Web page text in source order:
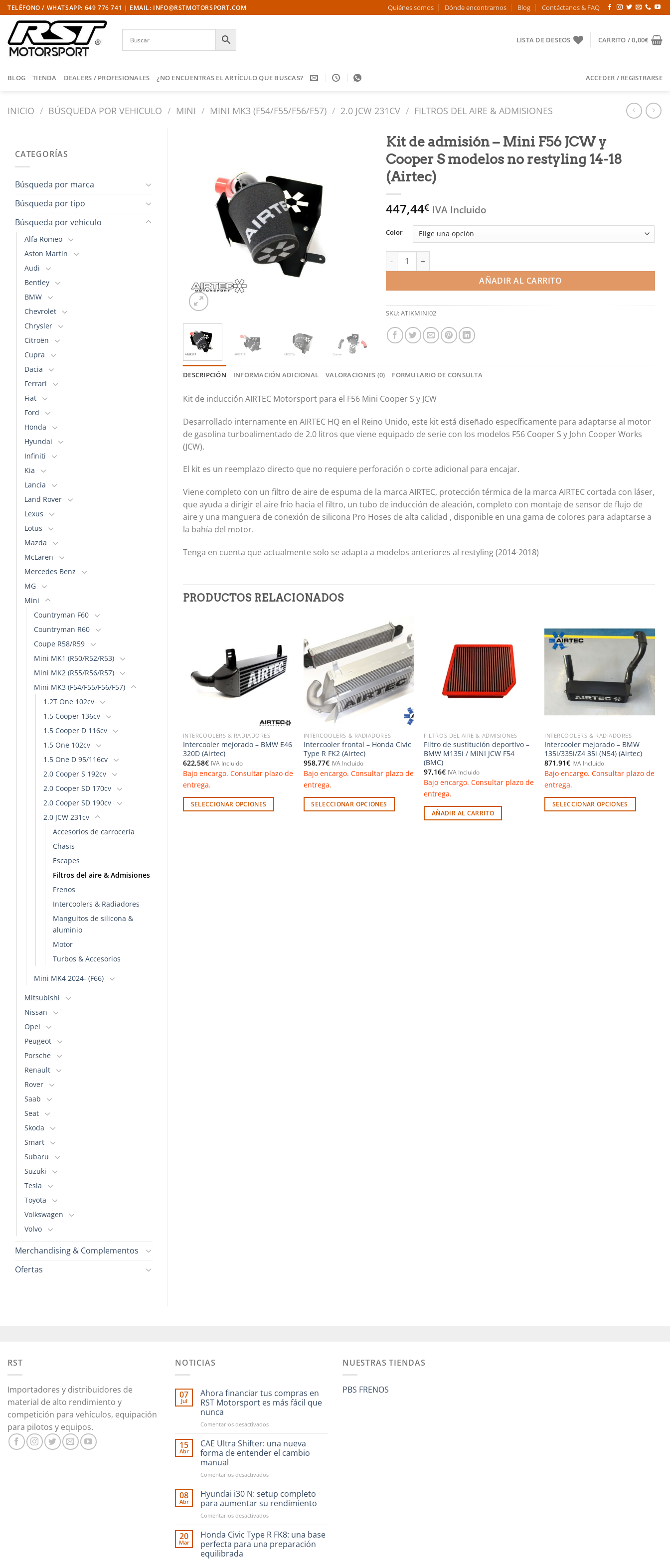
Saltar
al
contenido
TELÉFONO / WHATSAPP: 649 776 741 | EMAIL: INFO@RSTMOTORSPORT.COM Quiénes somos Dónde encontrarnos Blog Contáctanos & FAQ
LISTA DE DESEOS CARRITO /0,00€
BLOG TIENDA DEALERS / PROFESIONALES ¿NO ENCUENTRAS EL ARTÍCULO QUE BUSCAS? ACCEDER / REGISTRARSE
INICIO / BÚSQUEDA POR VEHICULO / MINI / MINI MK3 (F54/F55/F56/F57) / 2.0 JCW 231CV / FILTROS DEL AIRE & ADMISIONES
CATEGORÍAS
Búsqueda por marca
Búsqueda por tipo
Búsqueda por vehiculo
Alfa Romeo
Aston Martin
Audi
Bentley
BMW
Chevrolet
Chrysler
Citroën
Cupra
Dacia
Ferrari
Fiat
Ford
Honda
Hyundai
Infiniti
Kia
Lancia
Land Rover
Lexus
Lotus
Mazda
McLaren
Mercedes Benz
MG
Mini
Countryman F60
Countryman R60
Coupe R58/R59
Mini MK1 (R50/R52/R53)
Mini MK2 (R55/R56/R57)
Mini MK3 (F54/F55/F56/F57)
1.2T One 102cv
1.5 Cooper 136cv
1.5 Cooper D 116cv
1.5 One 102cv
1.5 One D 95/116cv
2.0 Cooper S 192cv
2.0 Cooper SD 170cv
2.0 Cooper SD 190cv
2.0 JCW 231cv
Accesorios de carrocería
Chasis
Escapes
Filtros del aire & Admisiones
Frenos
Intercoolers & Radiadores
Manguitos de silicona &
aluminio
Motor
Turbos & Accesorios
Mini MK4 2024- (F66)
Mitsubishi
Nissan
Opel
Peugeot
Porsche
Renault
Rover
Saab
Seat
Skoda
Smart
Subaru
Suzuki
Tesla
Toyota
Volkswagen
Volvo
Merchandising & Complementos
Ofertas
Kit de admisión – Mini F56 JCW y
Cooper S modelos no restyling 14-18
(Airtec)
447,44€ IVA Incluido
Color
Kit de admisión - Mini F56 JCW y Cooper S modelos no restyling 14-18 (Airtec)
AÑADIR AL CARRITO
SKU:ATIKMINI02
DESCRIPCIÓN INFORMACIÓN ADICIONAL VALORACIONES (0) FORMULARIO DE CONSULTA
Kit de inducción AIRTEC Motorsport para el F56 Mini Cooper S y JCW
Desarrollado internamente en AIRTEC HQ en el Reino Unido, este kit está diseñado específicamente para adaptarse al motor
de gasolina turboalimentado de 2.0 litros que viene equipado de serie con los modelos F56 Cooper S y John Cooper Works
(JCW).
El kit es un reemplazo directo que no requiere perforación o corte adicional para encajar.
Viene completo con un filtro de aire de espuma de la marca AIRTEC, protección térmica de la marca AIRTEC cortada con láser,
que ayuda a dirigir el aire frío hacia el filtro, un tubo de inducción de aleación, completo con montaje de sensor de flujo de
aire y una manguera de conexión de silicona Pro Hoses de alta calidad , disponible en una gama de colores para adaptarse a
la bahía del motor.
Tenga en cuenta que actualmente solo se adapta a modelos anteriores al restyling (2014-2018)
PRODUCTOS RELACIONADOS
Añadir
a la
lista de
deseos
INTERCOOLERS & RADIADORES
Intercooler mejorado – BMW E46
320D (Airtec)
622,58€ IVA Incluido
Bajo encargo. Consultar plazo de
entrega.
SELECCIONAR OPCIONES
Añadir
lista de
deseos
INTERCOOLERS & RADIADORES
Intercooler frontal – Honda Civic
Type R FK2 (Airtec)
958,77€ IVA Incluido
Bajo encargo. Consultar plazo de
entrega.
SELECCIONAR OPCIONES
Añadir
a la
lista de
deseos
FILTROS DEL AIRE & ADMISIONES
Filtro de sustitución deportivo –
BMW M135i / MINI JCW F54
(BMC)
97,16€ IVA Incluido
Bajo encargo. Consultar plazo de
entrega.
AÑADIR AL CARRITO
Añadir
a la
lista de
deseos
INTERCOOLERS & RADIADORES
Intercooler mejorado – BMW
135i/335i/Z4 35i (N54) (Airtec)
871,91€ IVA Incluido
Bajo encargo. Consultar plazo de
entrega.
SELECCIONAR OPCIONES
Añadir
lista de
– Fiat 500
plazo de
INTERCOOLERS & RADIADORES
Intercooler mejorado – Peugeot
1.032,78€ IVA Incluido
Bajo encargo. Consultar plazo de
entrega.
SELECCIONAR OPCIONES
Este
producto
múltiples
variantes.
Las
pueden
elegir
en
la
página
producto
RST
Importadores y distribuidores de
material de alto rendimiento y
competición para vehículos, equipación
para pilotos y equipos.
NOTICIAS
07
Jul
Ahora financiar tus compras en
RST Motorsport es más fácil que
nunca
Comentarios desactivadosen
financiar
compras
RST
es
más
fácil
que
15
Abr
CAE Ultra Shifter: una nueva
forma de entender el cambio
manual
Comentarios desactivadosen
Ultra
Shifter:
una
nueva
de
entender
el
08
Abr
Hyundai i30 N: setup completo
para aumentar su rendimiento
Comentarios desactivadosen
i30
setup
20
Mar
Honda Civic Type R FK8: una base
perfecta para una preparación
equilibrada
NUESTRAS TIENDAS
PBS FRENOS